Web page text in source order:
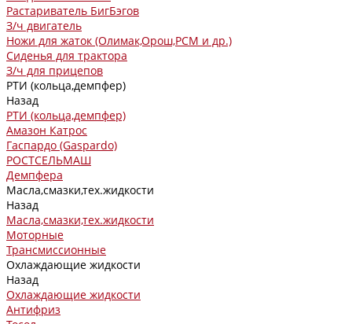
Растариватель БигБэгов
З/ч двигатель
Ножи для жаток (Олимак,Орош,РСМ и др.)
Сиденья для трактора
З/ч для прицепов
РТИ (кольца,демпфер)
Назад
РТИ (кольца,демпфер)
Амазон Катрос
Гаспардо (Gaspardo)
РОСТСЕЛЬМАШ
Демпфера
Масла,смазки,тех.жидкости
Назад
Масла,смазки,тех.жидкости
Моторные
Трансмиссионные
Охлаждающие жидкости
Назад
Охлаждающие жидкости
Антифриз